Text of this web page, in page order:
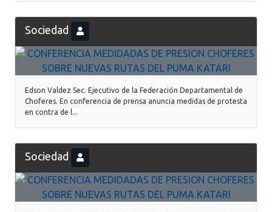
Sociedad
Edson Valdez Sec. Ejecutivo de la Federación Departamental de
Choferes. En conferencia de prensa anuncia medidas de protesta
en contra de l...
Sociedad